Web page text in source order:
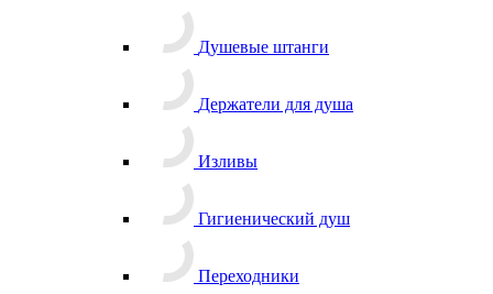
Душевые штанги
Держатели для душа
Изливы
Гигиенический душ
Переходники